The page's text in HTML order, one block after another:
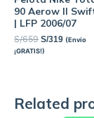
90 Aerow II
| LFP 2006/07
S/659 S/319 (Envío
¡GRATIS!)
Related